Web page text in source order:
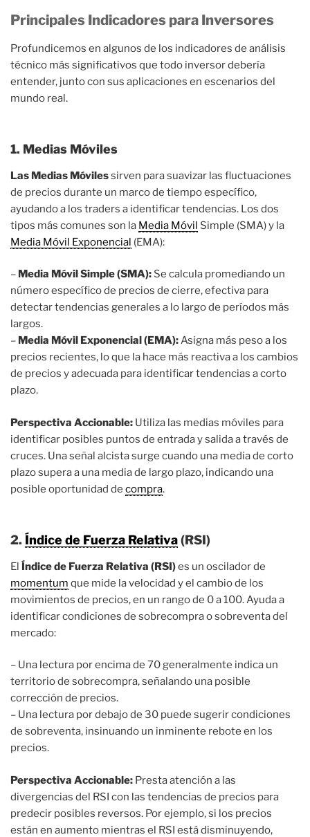
Principales Indicadores para Inversores
Profundicemos en algunos de los indicadores de análisis
técnico más significativos que todo inversor debería
entender, junto con sus aplicaciones en escenarios del
mundo real.
1. Medias Móviles
Las Medias Móvilessirven para suavizar las fluctuaciones
de precios durante un marco de tiempo específico,
ayudando a los traders a identificar tendencias. Los dos
tipos más comunes son la Media Móvil Simple (SMA) y la
Media Móvil Exponencial (EMA):
– Media Móvil Simple (SMA): Se calcula promediando un
número específico de precios de cierre, efectiva para
detectar tendencias generales a lo largo de períodos más
largos.
– Media Móvil Exponencial (EMA):Asigna más peso a los
precios recientes, lo que la hace más reactiva a los cambios
de precios y adecuada para identificar tendencias a corto
plazo.
Perspectiva Accionable: Utiliza las medias móviles para
identificar posibles puntos de entrada y salida a través de
cruces. Una señal alcista surge cuando una media de corto
plazo supera a una media de largo plazo, indicando una
posible oportunidad de compra.
2. Índice de Fuerza Relativa(RSI)
El Índice de Fuerza Relativa (RSI)es un oscilador de
momentum que mide la velocidad y el cambio de los
movimientos de precios, en un rango de 0 a 100. Ayuda a
identificar condiciones de sobrecompra o sobreventa del
mercado:
– Una lectura por encima de 70 generalmente indica un
territorio de sobrecompra, señalando una posible
corrección de precios.
– Una lectura por debajo de 30 puede sugerir condiciones
de sobreventa, insinuando un inminente rebote en los
precios.
Perspectiva Accionable: Presta atención a las
divergencias del RSI con las tendencias de precios para
predecir posibles reversos. Por ejemplo, si los precios
están en aumento mientras el RSI está disminuyendo,